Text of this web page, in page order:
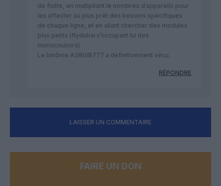
de flotte, en multipliant le nombres d’appareils pour
les affecter au plus prêt des besoins spécifiques
de chaque ligne, et en allant chercher des modules
plus petits (flydubai s’occupant lui des
monocouloirs).
Le binôme A380/B777 a définitivement vécu.
RÉPONDRE
LAISSER UN COMMENTAIRE
FAIRE UN DON